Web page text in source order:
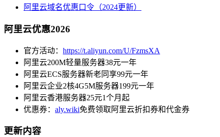
阿里云域名优惠口令（2024更新）
阿里云优惠2026
官方活动： https://t.aliyun.com/U/FzmsXA
阿里云200M轻量服务器38元一年
阿里云ECS服务器新老同享99元一年
阿里云企业2核4G5M服务器199元一年
阿里云香港服务器25元1个月起
优惠券： aly.wiki免费领取阿里云折扣券和代金券
更新内容